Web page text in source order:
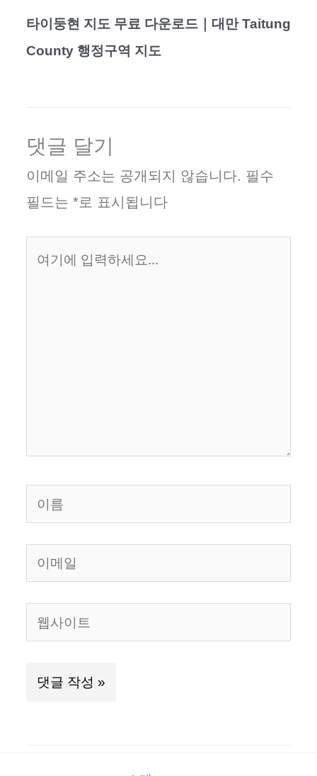
타이둥현 지도 무료 다운로드｜대만 Taitung
County 행정구역 지도
댓글 달기
이메일 주소는 공개되지 않습니다. 필수
필드는 *로 표시됩니다
이
름
이
메
일
웹
사
트